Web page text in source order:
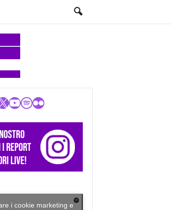
YouTube Spotify Flickr
i cookie marketing e